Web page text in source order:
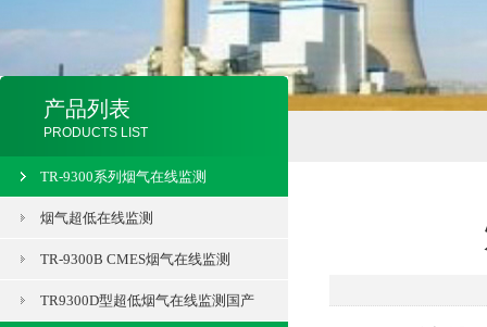
产品列表
PRODUCTS LIST
TR-9300系列烟气在线监测
烟气超低在线监测
TR-9300B CMES烟气在线监测
TR9300D型超低烟气在线监测国产